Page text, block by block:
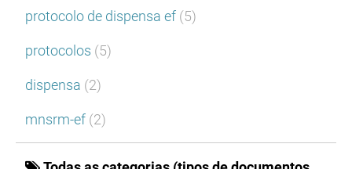
protocolo de dispensa ef (5)
protocolos (5)
dispensa (2)
mnsrm-ef (2)